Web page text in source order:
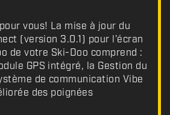
vous! La mise à jour du
(version 3.0.1) pour l’écran
de votre Ski-Doo comprend :
GPS intégré, la Gestion du
de communication Vibe
des poignées